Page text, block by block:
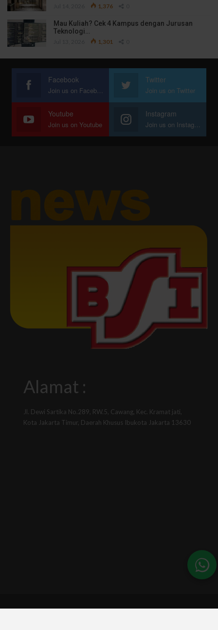
1,376
Mau Kuliah? Cek 4 Kampus dengan Jurusan
Teknologi…
1,301
Facebook
Join us on Facebook
Twitter
Join us on Twitter
Youtube
Join us on Youtube
Instagram
Join us on Instagram
Alamat :
Jl. Dewi Sartika No.289, RW.5, Cawang, Kec. Kramat jati,
Kota Jakarta Timur, Daerah Khusus Ibukota Jakarta 13630